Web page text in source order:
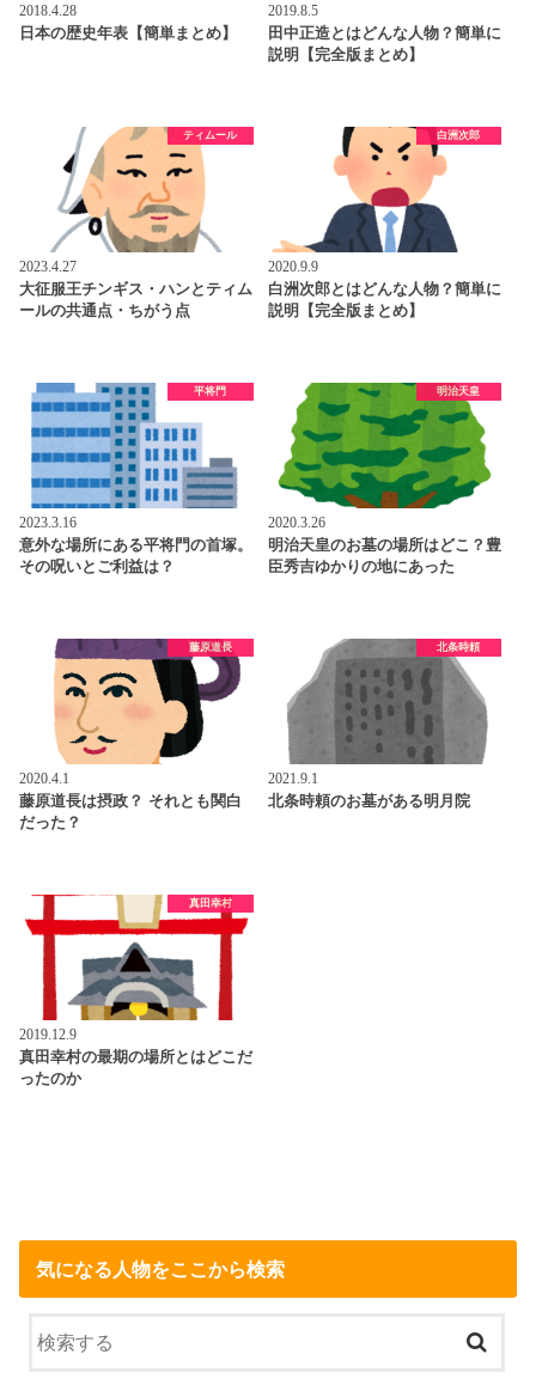
2018.4.28
日本の歴史年表【簡単まとめ】
2019.8.5
田中正造とはどんな人物？簡単に
説明【完全版まとめ】
ティムール
2023.4.27
大征服王チンギス・ハンとティム
ールの共通点・ちがう点
白洲次郎
2020.9.9
白洲次郎とはどんな人物？簡単に
説明【完全版まとめ】
平将門
2023.3.16
意外な場所にある平将門の首塚。
その呪いとご利益は？
明治天皇
2020.3.26
明治天皇のお墓の場所はどこ？豊
臣秀吉ゆかりの地にあった
藤原道長
2020.4.1
藤原道長は摂政？ それとも関白
だった？
北条時頼
2021.9.1
北条時頼のお墓がある明月院
真田幸村
2019.12.9
真田幸村の最期の場所とはどこだ
ったのか
気になる人物をここから検索